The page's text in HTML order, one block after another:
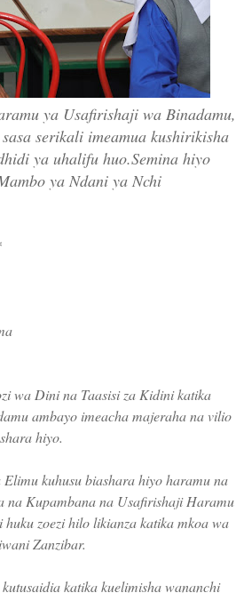
ya Usafirishaji wa Binadamu,
serikali imeamua kushirikisha
ya uhalifu huo.Semina hiyo
ya Ndani ya Nchi
wa Dini na Taasisi za Kidini katika
ambayo imeacha majeraha na vilio
hiyo.
kuhusu biashara hiyo haramu na
na Kupambana na Usafirishaji Haramu
zoezi hilo likianza katika mkoa wa
Zanzibar.
katika kuelimisha wananchi